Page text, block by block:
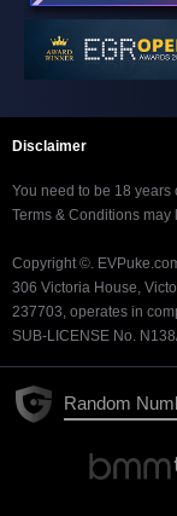
生肖豪客热
火赛 [赏金
生肖热火赛
+ 狗
码急速赛 +
猪
生肖赏金急
Disclaimer
You need to be 18 years
Terms & Conditions
Copyright ©.
306 Victoria House,
237703, operates in
SUB-LICENSE No.
Random